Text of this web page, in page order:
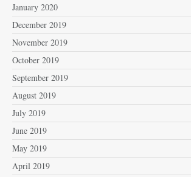
January 2020
December 2019
November 2019
October 2019
September 2019
August 2019
July 2019
June 2019
May 2019
April 2019